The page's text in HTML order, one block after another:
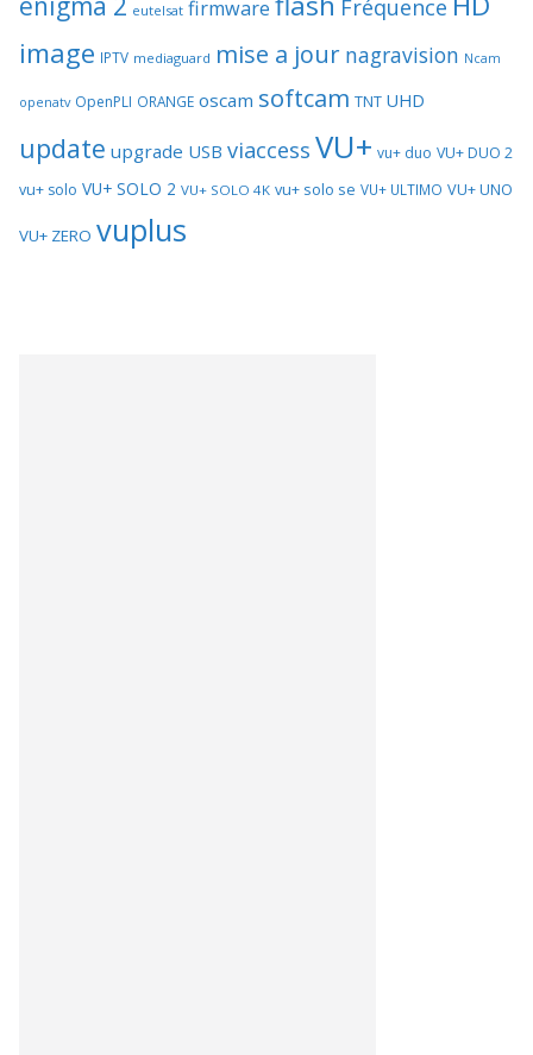
eutelsat firmware Fréquence
image IPTV mediaguard mise a jour nagravision Ncam
openatv OpenPLI ORANGE oscam softcam TNT UHD
update upgrade USB viaccess VU+ vu+ duo VU+ DUO 2
vu+ solo VU+ SOLO 2 VU+ SOLO 4K vu+ solo se VU+ ULTIMO VU+ UNO
VU+ ZERO vuplus